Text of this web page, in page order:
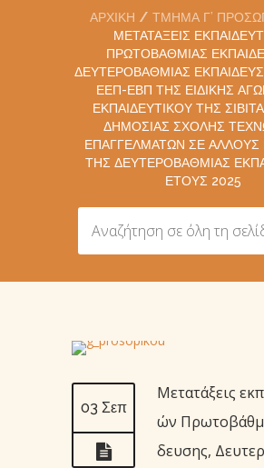
ΑΡΧΙΚΉ
ΤΜΉΜΑ Γ’
ΜΕΤΑΤΆΞΕΙΣ
ΠΡΩΤΟΒΆΘΜΙΑΣ
ΔΕΥΤΕΡΟΒΆΘΜΙΑΣ
ΕΕΠ-ΕΒΠ ΤΗΣ ΕΙΔΙΚΉΣ
ΕΚΠΑΙΔΕΥΤΙΚΟΎ ΤΗΣ
ΔΗΜΌΣΙΑΣ ΣΧΟΛΉΣ
ΕΠΑΓΓΕΛΜΆΤΩΝ ΣΕ ΆΛΛΟΥΣ
ΤΗΣ ΔΕΥΤΕΡΟΒΆΘΜΙΑΣ
ΈΤΟΥΣ 2025
03 Σεπ
Μετατάξεις
ών
δευσης,